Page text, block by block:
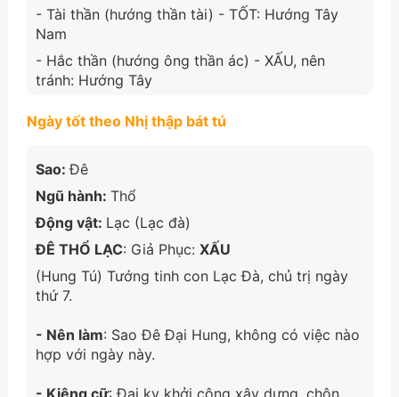
- Tài thần (hướng thần tài) - TỐT: Hướng Tây
Nam
- Hắc thần (hướng ông thần ác) - XẤU, nên
tránh: Hướng Tây
Ngày tốt theo Nhị thập bát tú
Sao:Đê
Ngũ hành: Thổ
Động vật: Lạc (Lạc đà)
ĐÊ THỔ LẠC: Giả Phục: XẤU
(Hung Tú) Tướng tinh con Lạc Đà, chủ trị ngày
thứ 7.
- Nên làm: Sao Đê Đại Hung, không có việc nào
hợp với ngày này.
- Kiêng cữ: Đại kỵ khởi công xây dựng, chôn